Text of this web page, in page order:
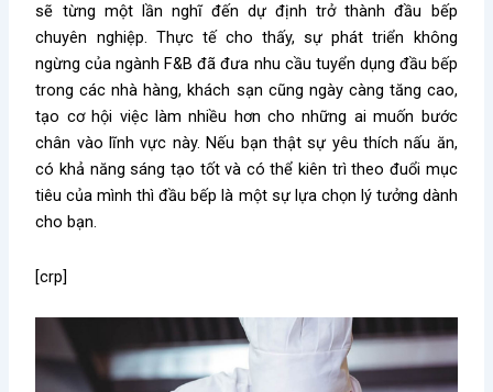
sẽ từng một lần nghĩ đến dự định trở thành đầu bếp
chuyên nghiệp. Thực tế cho thấy, sự phát triển không
ngừng của ngành F&B đã đưa nhu cầu tuyển dụng đầu bếp
trong các nhà hàng, khách sạn cũng ngày càng tăng cao,
tạo cơ hội việc làm nhiều hơn cho những ai muốn bước
chân vào lĩnh vực này. Nếu bạn thật sự yêu thích nấu ăn,
có khả năng sáng tạo tốt và có thể kiên trì theo đuổi mục
tiêu của mình thì đầu bếp là một sự lựa chọn lý tưởng dành
cho bạn.
[crp]